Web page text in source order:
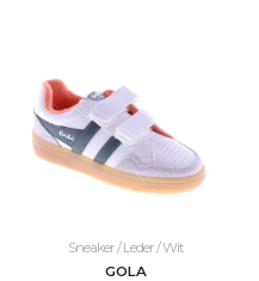
Sneaker / Leder / Wit
GOLA